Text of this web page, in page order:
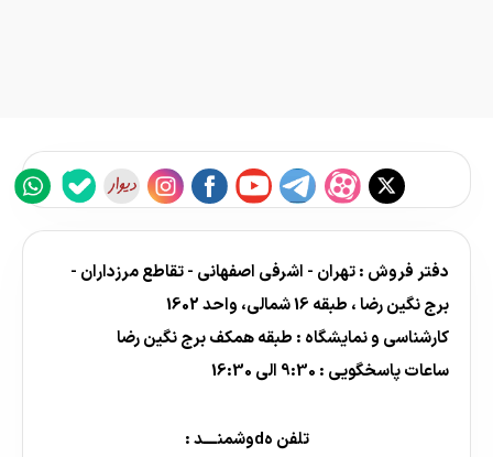
دفتر فروش : تهران - اشرفی اصفهانی - تقاطع مرزداران -
برج نگین رضا ، طبقه 16 شمالی، واحد 1602
کارشناسی و نمایشگاه : طبقه همکف برج نگین رضا
ساعات پاسخگویی : 9:30 الی 16:30
تلفن هdوشمنــــد :